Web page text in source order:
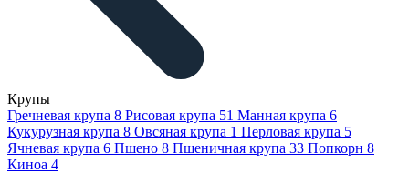
Крупы
Гречневая крупа 8 Рисовая крупа 51 Манная крупа 6
Кукурузная крупа 8 Овсяная крупа 1 Перловая крупа 5
Ячневая крупа 6 Пшено 8 Пшеничная крупа 33 Попкорн 8
Киноа 4